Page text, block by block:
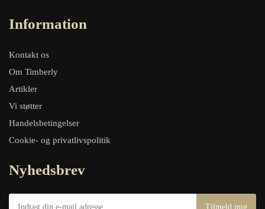
Information
Kontakt os
Om Timberly
Artikler
Vi støtter
Handelsbetingelser
Cookie- og privatlivspolitik
Nyhedsbrev